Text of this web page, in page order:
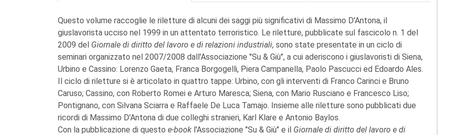
Questo volume raccoglie le riletture di alcuni dei saggi più significativi di Massimo D'Antona, il
giuslavorista ucciso nel 1999 in un attentato terroristico. Le riletture, pubblicate sul fascicolo n. 1 del
2009 del Giornale di diritto del lavoro e di relazioni industriali, sono state presentate in un ciclo di
seminari organizzato nel 2007/2008 dall'Associazione "Su & Giù", a cui aderiscono i giuslavoristi di Siena,
Urbino e Cassino: Lorenzo Gaeta, Franca Borgogelli, Piera Campanella, Paolo Pascucci ed Edoardo Ales.
Il ciclo di riletture si è articolato in quattro tappe: Urbino, con gli interventi di Franco Carinci e Bruno
Caruso; Cassino, con Roberto Romei e Arturo Maresca; Siena, con Mario Rusciano e Francesco Liso;
Pontignano, con Silvana Sciarra e Raffaele De Luca Tamajo. Insieme alle riletture sono pubblicati due
ricordi di Massimo D'Antona di due colleghi stranieri, Karl Klare e Antonio Baylos.
Con la pubblicazione di questo e-book l'Associazione "Su & Giù" e il Giornale di diritto del lavoro e di